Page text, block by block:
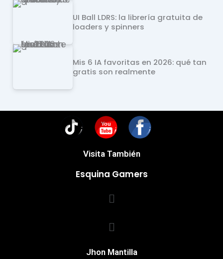
UI Ball LDRS: la librería gratuita de
loaders y spinners
Mis 6 IA favoritas en 2026: qué tan
gratis son realmente
You
Visita También
Esquina Gamers
Menú
Menú
Jhon Mantilla